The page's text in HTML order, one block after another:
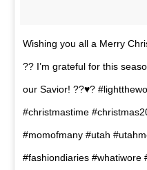
Wishing you all a Merry
?? I’m grateful for this
our Savior! ??♥️?
#christmastime
#momofmany #utah
#fashiondiaries #whatiwore